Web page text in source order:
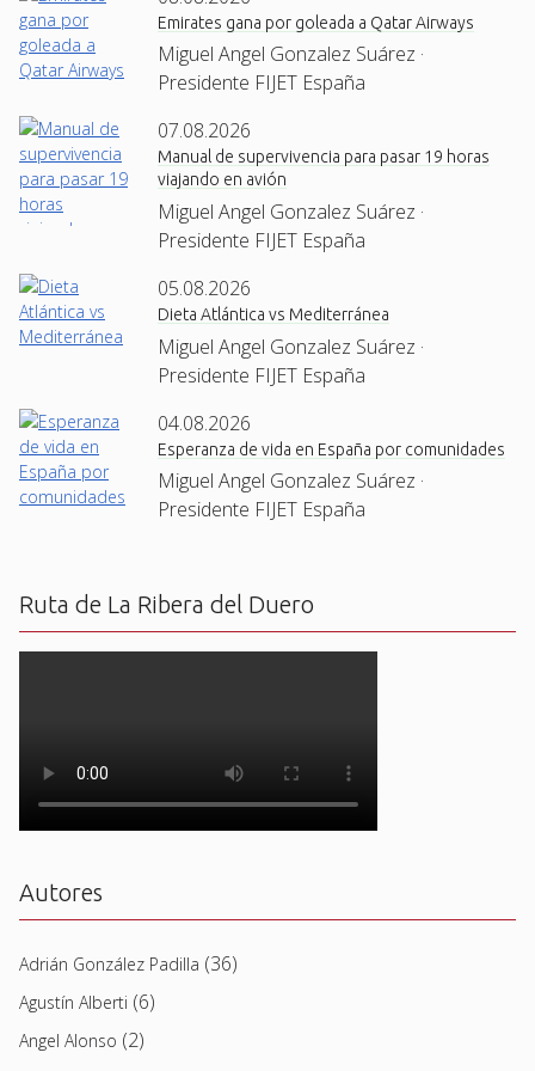
Emirates gana por goleada a Qatar Airways
Miguel Angel Gonzalez Suárez ·
Presidente FIJET España
07.08.2026
Manual de supervivencia para pasar 19 horas
viajando en avión
Miguel Angel Gonzalez Suárez ·
Presidente FIJET España
05.08.2026
Dieta Atlántica vs Mediterránea
Miguel Angel Gonzalez Suárez ·
Presidente FIJET España
04.08.2026
Esperanza de vida en España por comunidades
Miguel Angel Gonzalez Suárez ·
Presidente FIJET España
Ruta de La Ribera del Duero
Autores
Adrián González Padilla (36)
Agustín Alberti (6)
Angel Alonso (2)